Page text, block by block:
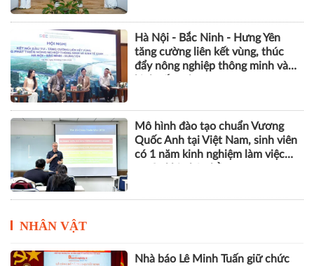
Hà Nội - Bắc Ninh - Hưng Yên
tăng cường liên kết vùng, thúc
đẩy nông nghiệp thông minh và
Mô hình đào tạo chuẩn Vương
Quốc Anh tại Việt Nam, sinh viên
có 1 năm kinh nghiệm làm việc
NHÂN VẬT
Nhà báo Lê Minh Tuấn giữ chức